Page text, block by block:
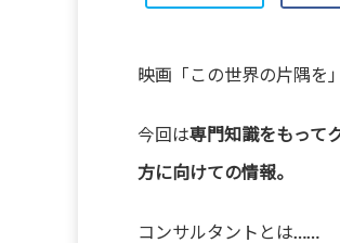
映画「この世界の片隅を
今回は専門知識をもって
方に向けての情報。
コンサルタントとは……